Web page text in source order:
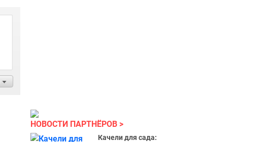
НОВОСТИ ПАРТНЁРОВ
Качели для сада: